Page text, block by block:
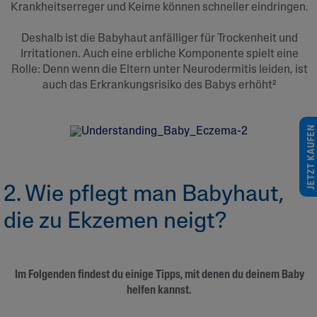
Krankheitserreger und Keime können schneller eindringen.
Deshalb ist die Babyhaut anfälliger für Trockenheit und
Irritationen. Auch eine erbliche Komponente spielt eine
Rolle: Denn wenn die Eltern unter Neurodermitis leiden, ist
auch das Erkrankungsrisiko des Babys erhöht²
2. Wie pflegt man Babyhaut,
die zu Ekzemen neigt?
Im Folgenden findest du einige Tipps, mit denen du deinem Baby
helfen kannst.
JETZT KAUFEN